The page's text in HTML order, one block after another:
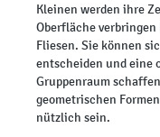
Kleinen werden ihre
Oberfläche
Fliesen. Sie können
entscheiden und eine
Gruppenraum
geometrischen
nützlich sein.